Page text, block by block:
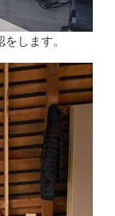
します。